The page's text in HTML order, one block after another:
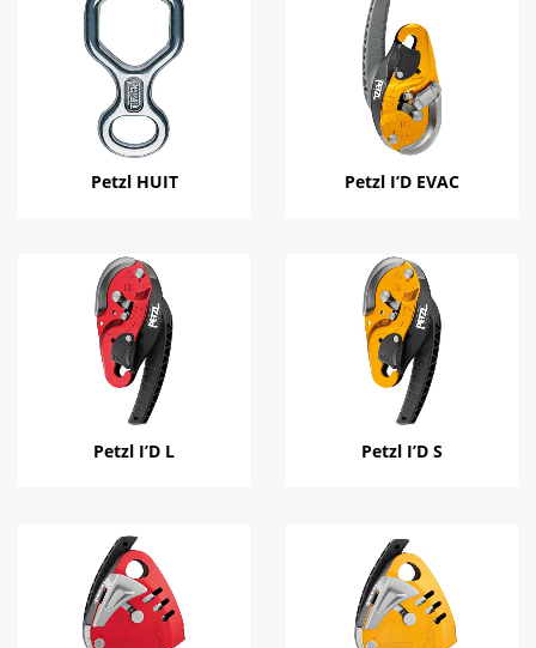
Petzl HUIT Petzl I’D EVAC
Petzl I’D L Petzl I’D S